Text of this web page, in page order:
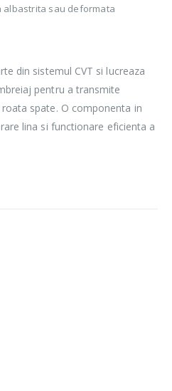
sau deformata
din sistemul CVT si lucreaza
pentru a transmite
spate. O componenta in
lina si functionare eficienta a